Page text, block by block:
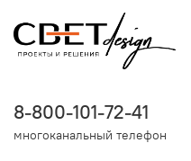
8-800-101-72-41
многоканальный телефон